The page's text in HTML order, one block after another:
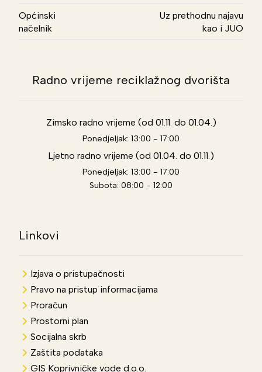
Općinski
načelnik
Uz prethodnu najavu
kao i JUO
Radno vrijeme reciklažnog dvorišta
Zimsko radno vrijeme (od 01.11. do 01.04.)
Ponedjeljak: 13:00 - 17:00
Ljetno radno vrijeme (od 01.04. do 01.11.)
Ponedjeljak: 13:00 - 17:00
Subota: 08:00 - 12:00
Linkovi
Izjava o pristupačnosti
Pravo na pristup informacijama
Proračun
Prostorni plan
Socijalna skrb
Zaštita podataka
GIS Koprivničke vode d.o.o.